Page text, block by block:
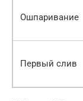
Ошпаривание
Первый слив